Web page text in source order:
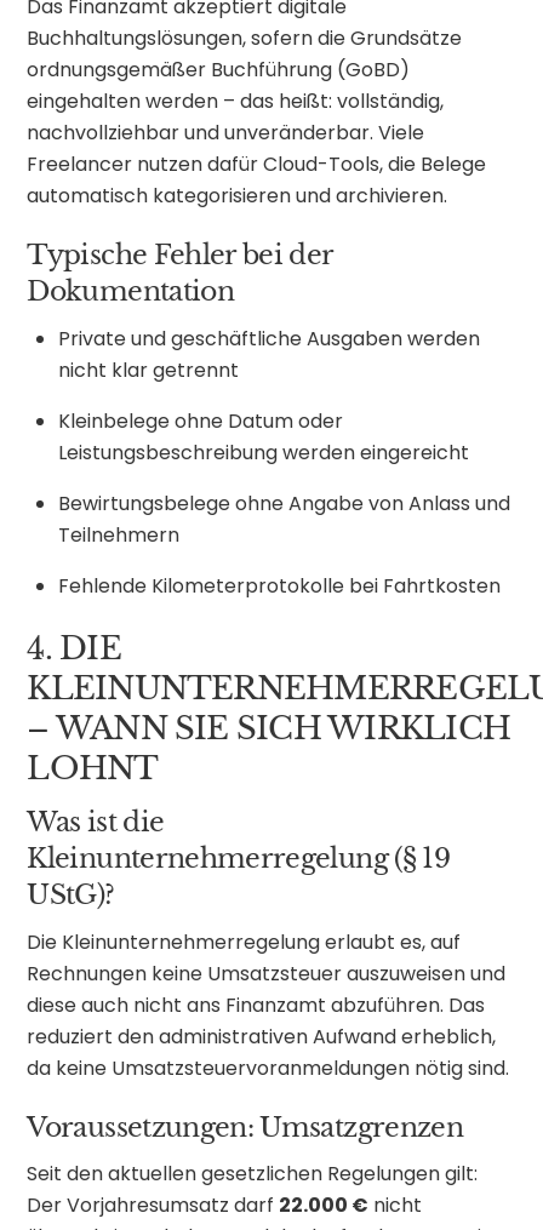
Das Finanzamt akzeptiert digitale
Buchhaltungslösungen, sofern die Grundsätze
ordnungsgemäßer Buchführung (GoBD)
eingehalten werden – das heißt: vollständig,
nachvollziehbar und unveränderbar. Viele
Freelancer nutzen dafür Cloud-Tools, die Belege
automatisch kategorisieren und archivieren.
Typische Fehler bei der
Dokumentation
Private und geschäftliche Ausgaben werden
nicht klar getrennt
Kleinbelege ohne Datum oder
Leistungsbeschreibung werden eingereicht
Bewirtungsbelege ohne Angabe von Anlass und
Teilnehmern
Fehlende Kilometerprotokolle bei Fahrtkosten
4. DIE
– WANN SIE SICH WIRKLICH
LOHNT
Was ist die
Kleinunternehmerregelung (§ 19
UStG)?
Die Kleinunternehmerregelung erlaubt es, auf
Rechnungen keine Umsatzsteuer auszuweisen und
diese auch nicht ans Finanzamt abzuführen. Das
reduziert den administrativen Aufwand erheblich,
da keine Umsatzsteuervoranmeldungen nötig sind.
Voraussetzungen: Umsatzgrenzen
Seit den aktuellen gesetzlichen Regelungen gilt:
Der Vorjahresumsatz darf 22.000 € nicht